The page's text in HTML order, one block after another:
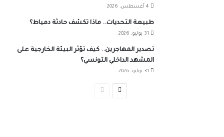
4 أغسطس، 2026
طبيعة التحديات.. ماذا تكشف حادثة دمياط؟
31 يوليو، 2026
تصدير المهاجرين.. كيف تؤثر البيئة الخارجية على
المشهد الداخلي التونسي؟
31 يوليو، 2026
الصفحة